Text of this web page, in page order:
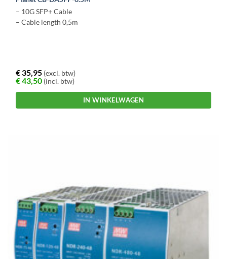
– 10G SFP+ Cable
– Cable length 0,5m
€35,95 (excl. btw)
€43,50 (incl. btw)
IN WINKELWAGEN